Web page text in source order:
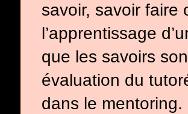
savoir, savoir faire
l’apprentissage
que les savoirs
évaluation du
dans le mentoring.